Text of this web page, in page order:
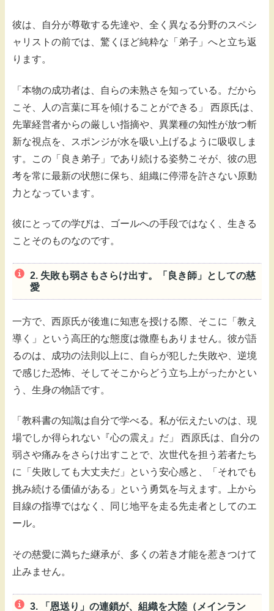
彼は、自分が尊敬する先達や、全く異なる分野のスペシ
ャリストの前では、驚くほど純粋な「弟子」へと立ち返
ります。
「本物の成功者は、自らの未熟さを知っている。だから
こそ、人の言葉に耳を傾けることができる」 西原氏は、
先輩経営者からの厳しい指摘や、異業種の知性が放つ斬
新な視点を、スポンジが水を吸い上げるように吸収しま
す。この「良き弟子」であり続ける姿勢こそが、彼の思
考を常に最新の状態に保ち、組織に停滞を許さない原動
力となっています。
彼にとっての学びは、ゴールへの手段ではなく、生きる
ことそのものなのです。
2. 失敗も弱さもさらけ出す。「良き師」としての慈
愛
一方で、西原氏が後進に知恵を授ける際、そこに「教え
導く」という高圧的な態度は微塵もありません。彼が語
るのは、成功の法則以上に、自らが犯した失敗や、逆境
で感じた恐怖、そしてそこからどう立ち上がったかとい
う、生身の物語です。
「教科書の知識は自分で学べる。私が伝えたいのは、現
場でしか得られない『心の震え』だ」 西原氏は、自分の
弱さや痛みをさらけ出すことで、次世代を担う若者たち
に「失敗しても大丈夫だ」という安心感と、「それでも
挑み続ける価値がある」という勇気を与えます。上から
目線の指導ではなく、同じ地平を走る先走者としてのエ
ール。
その慈愛に満ちた継承が、多くの若き才能を惹きつけて
止みません。
3. 「恩送り」の連鎖が、組織を大陸（メインラン